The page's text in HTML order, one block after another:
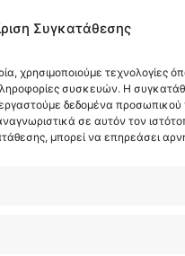
Συγκατάθεσης
χρησιμοποιούμε τεχνολογίες
συσκευών. Η
δεδομένα
σε αυτόν τον
μπορεί να επηρεάσει